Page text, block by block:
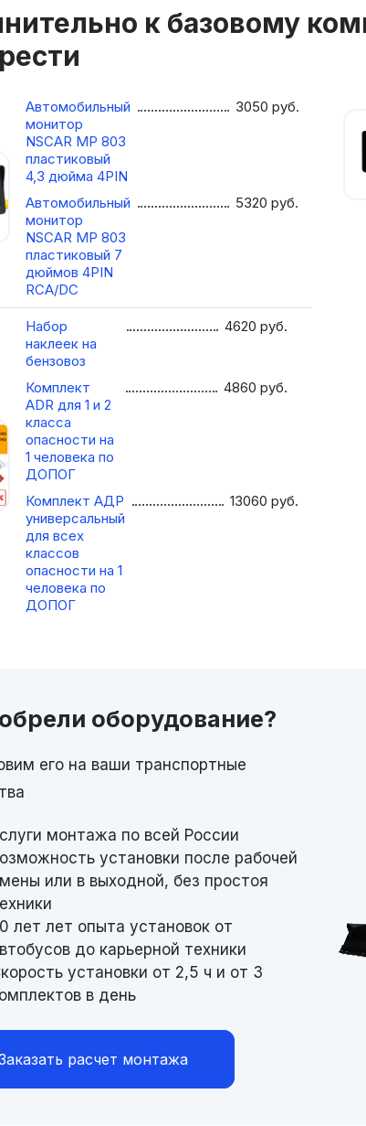
к базовому
Автомобильный
монитор
NSCAR МР 803
пластиковый
4,3 дюйма 4PIN
3050руб.
Автомобильный
монитор
NSCAR МР 803
пластиковый 7
дюймов 4PIN
RCA/DC
5320руб.
Набор
наклеек на
бензовоз
4620руб.
Комплект
ADR для 1 и 2
класса
опасности на
1 человека по
ДОПОГ
4860руб.
Комплект АДР
универсальный
для всех
классов
опасности на 1
человека по
ДОПОГ
13060руб.
оборудование?
его на ваши транспортные
монтажа по всей России
установки после рабочей
или в выходной, без простоя
лет лет опыта установок от
до карьерной техники
установки от 2,5 ч и от 3
в день
расчет монтажа